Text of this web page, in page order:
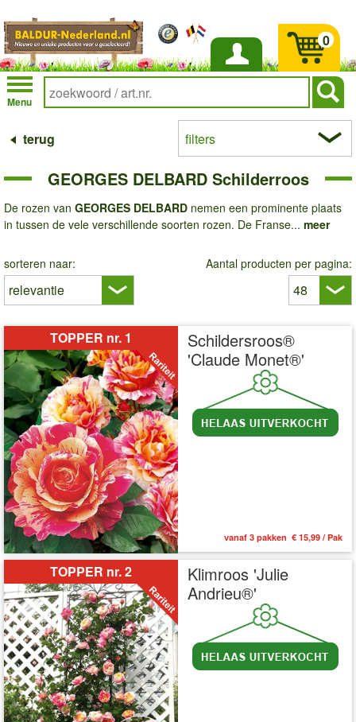
Inloggen
Menu
0
terug filters
GEORGES DELBARD Schilderroos
De rozen van GEORGES DELBARD nemen een prominente plaats
in tussen de vele verschillende soorten rozen. De Franse... meer
sorteren naar: Aantal producten per pagina:
TOPPER nr. 1
Schildersroos®
'Claude Monet®'
vanaf 3 pakken € 15,99 / Pak
TOPPER nr. 2
Klimroos 'Julie
Andrieu®'